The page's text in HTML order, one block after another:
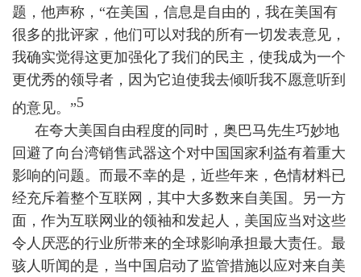
题，他声称，“在美国，信息是自由的，我在美国有
很多的批评家，他们可以对我的所有一切发表意见，
我确实觉得这更加强化了我们的民主，使我成为一个
更优秀的领导者，因为它迫使我去倾听我不愿意听到
的意见。”5
在夸大美国自由程度的同时，奥巴马先生巧妙地
回避了向台湾销售武器这个对中国国家利益有着重大
影响的问题。而最不幸的是，近些年来，色情材料已
经充斥着整个互联网，其中大多数来自美国。另一方
面，作为互联网业的领袖和发起人，美国应当对这些
令人厌恶的行业所带来的全球影响承担最大责任。最
骇人听闻的是，当中国启动了监管措施以应对来自美